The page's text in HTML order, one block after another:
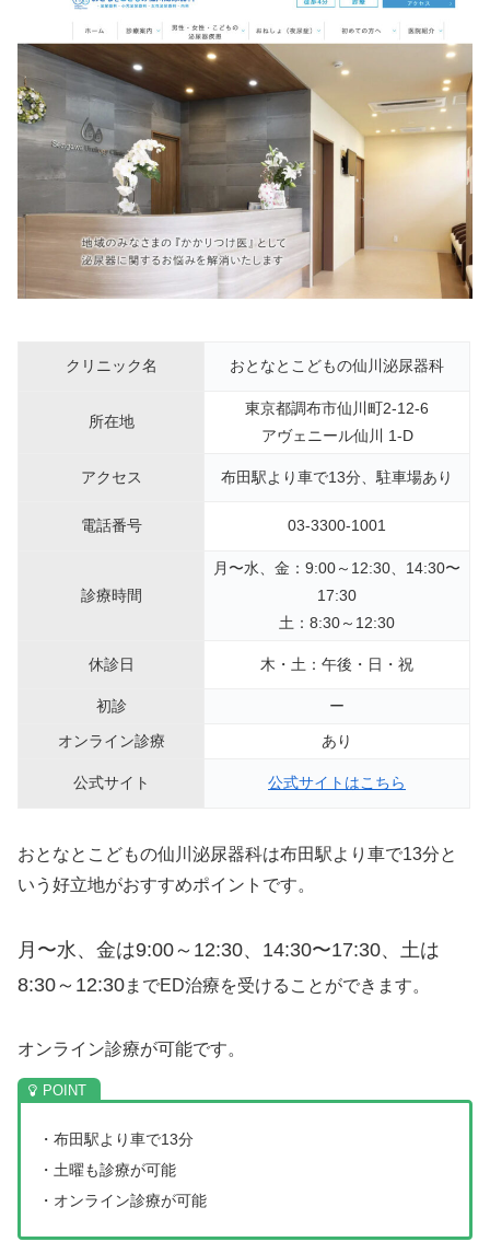
クリニック名 おとなとこどもの仙川泌尿器科
所在地
東京都調布市仙川町2-12-6
アヴェニール仙川 1-D
アクセス 布田駅より車で13分、駐車場あり
電話番号 03-3300-1001
診療時間
月〜水、金：9:00～12:30、14:30〜
17:30
土：8:30～12:30
休診日 木・土：午後・日・祝
初診
ー
オンライン診療
あり
公式サイト 公式サイトはこちら
おとなとこどもの仙川泌尿器科は布田駅より車で13分と
いう好立地がおすすめポイントです。
月〜水、金は9:00～12:30、14:30〜17:30、 土は
8:30～12:30までED治療を受けることができます。
オンライン診療が可能です。
・布田駅より車で13分
・土曜も診療が可能
・オンライン診療が可能